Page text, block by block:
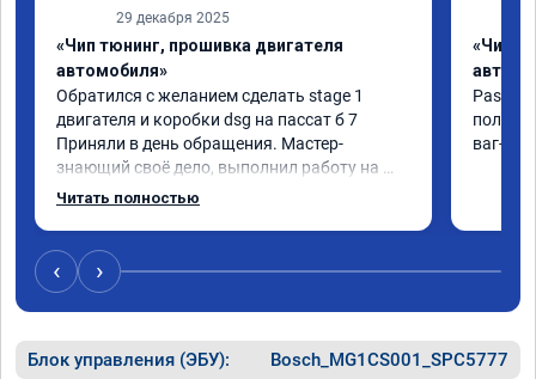
29 декабря 2025
«Чип тюнинг, прошивка двигателя
автомобиля»
Обратился с желанием сделать stage 1
двигателя и коробки dsg на пассат б 7
Приняли в день обращения. Мастер-
знающий своё дело, выполнил работу на 💯
процентов!!! Через 1.5 часа (время на
А 011851 . Рекомендую!!!
Читать полностью
«Чип
Passat
ваг-
‹ ›
Блок управления (ЭБУ): Bosch_MG1CS001_SPC5777